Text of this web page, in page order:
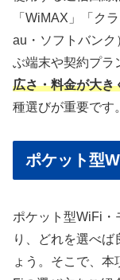
「WiMAX」「ク
au・ソフトバン
ぶ端末や契約プラ
広さ・料金が大き
種選びが重要です。
ポケット型
ポケット型WiFi・
り、どれを選べ
ょう。そこで、